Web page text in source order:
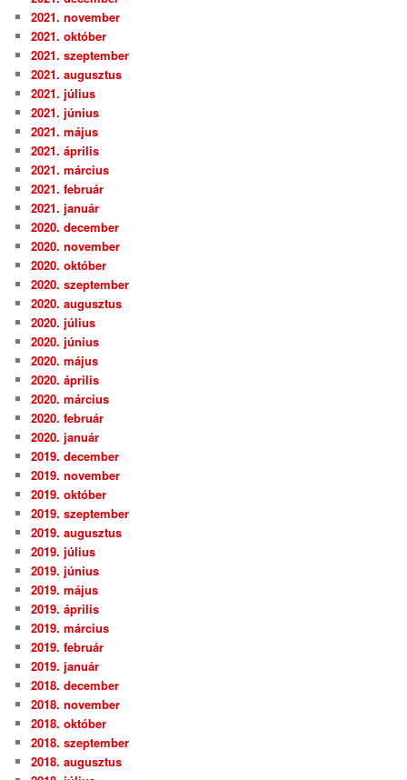
2021. november
2021. október
2021. szeptember
2021. augusztus
2021. július
2021. június
2021. május
2021. április
2021. március
2021. február
2021. január
2020. december
2020. november
2020. október
2020. szeptember
2020. augusztus
2020. július
2020. június
2020. május
2020. április
2020. március
2020. február
2020. január
2019. december
2019. november
2019. október
2019. szeptember
2019. augusztus
2019. július
2019. június
2019. május
2019. április
2019. március
2019. február
2019. január
2018. december
2018. november
2018. október
2018. szeptember
2018. augusztus